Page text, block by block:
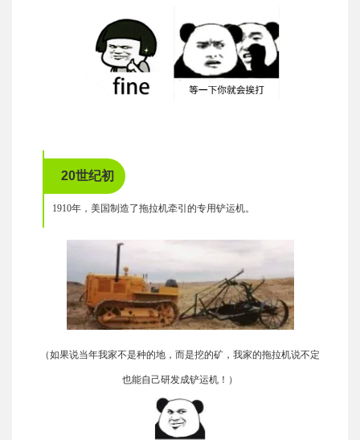
20世纪初
1910年，美国制造了拖拉机牵引的专用铲运机。
（如果说当年我家不是种的地，而是挖的矿，我家的拖拉机说不定
也能自己研发成铲运机！）